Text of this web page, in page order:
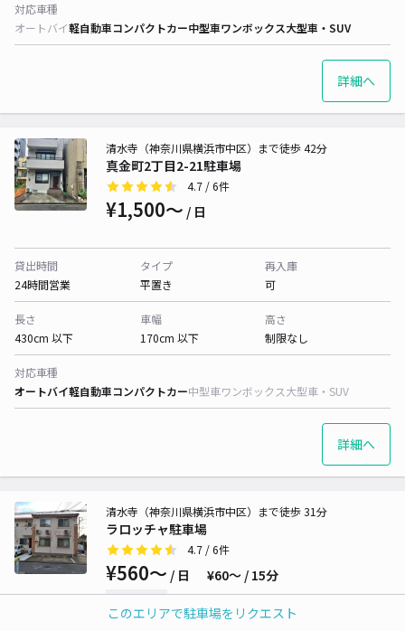
このエリアで駐車場をリクエスト
対応車種
オートバイ軽自動車コンパクトカー中型車ワンボックス大型車・SUV
詳細へ
真金町2丁目2-21駐車場
清水寺（神奈川県横浜市中区）まで徒歩 42分
4.7 / 6件
¥1,500〜 / 日
貸出時間
24時間営業
タイプ
平置き
再入庫
可
長さ
430cm 以下
車幅
170cm 以下
高さ
制限なし
対応車種
オートバイ軽自動車コンパクトカー中型車ワンボックス大型車・SUV
詳細へ
ラロッチャ駐車場
清水寺（神奈川県横浜市中区）まで徒歩 31分
4.7 / 6件
¥560〜 / 日 ¥60〜 / 15分